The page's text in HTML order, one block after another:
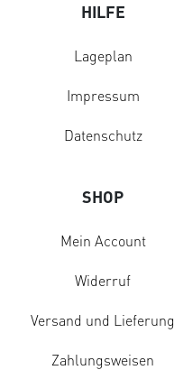
HILFE
Lageplan
Impressum
Datenschutz
SHOP
Mein Account
Widerruf
Versand und Lieferung
Zahlungsweisen